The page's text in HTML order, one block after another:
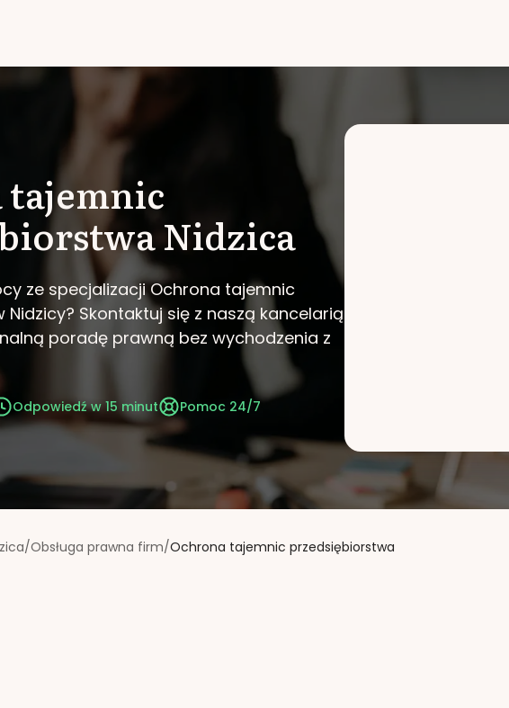
tajemnic
Nidzica
ze specjalizacji Ochrona tajemnic
Nidzicy? Skontaktuj się z naszą kancelarią
poradę prawną bez wychodzenia z
Odpowiedź w 15 minut Pomoc 24/7
/Obsługa prawna firm/Ochrona tajemnic przedsiębiorstwa